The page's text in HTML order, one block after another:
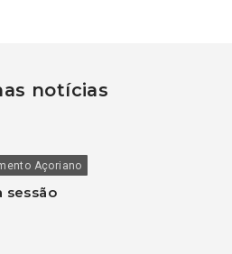
notícias
Açoriano
sessão